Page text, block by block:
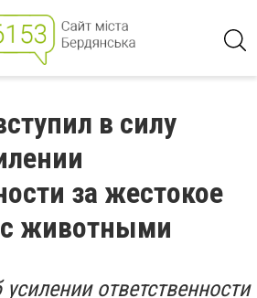
в силу
за жестокое
животными
ответственности